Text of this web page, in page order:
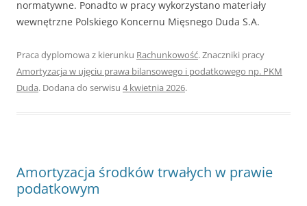
normatywne. Ponadto w pracy wykorzystano materiały
wewnętrzne Polskiego Koncernu Mięsnego Duda S.A.
Praca dyplomowa z kierunku Rachunkowość. Znaczniki pracy
Amortyzacja w ujęciu prawa bilansowego i podatkowego np. PKM
Duda. Dodana do serwisu 4 kwietnia 2026.
Amortyzacja środków trwałych w prawie
podatkowym